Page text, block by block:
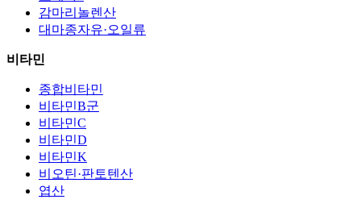
감마리놀렌산
대마종자유·오일류
비타민
종합비타민
비타민B군
비타민C
비타민D
비타민K
비오틴·판토텐산
엽산